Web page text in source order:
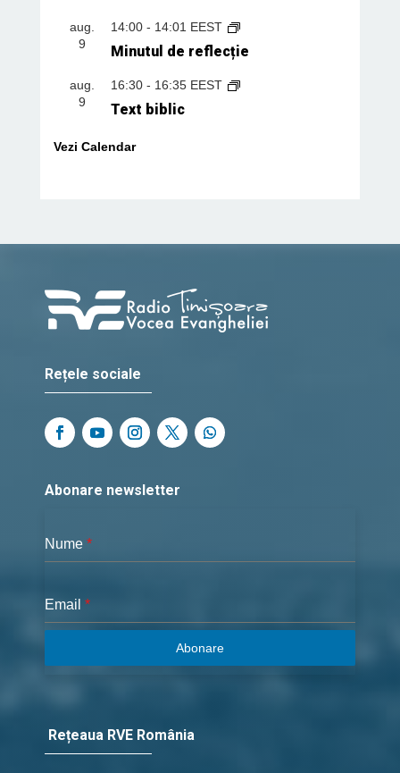
aug.
9
14:00- 14:01 EEST
Minutul de reflecție
aug.
9
16:30- 16:35 EEST
Text biblic
Vezi Calendar
Rețele sociale
Abonare newsletter
Nume *
Email *
Abonare
Rețeaua RVE România